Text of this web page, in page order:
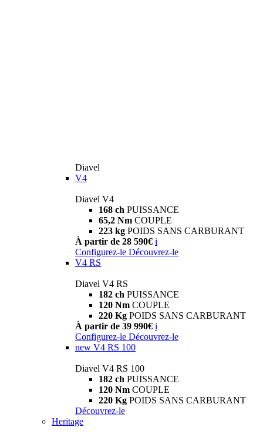
Diavel
V4
Diavel V4
168 ch PUISSANCE
65,2 Nm COUPLE
223 kg POIDS SANS CARBURANT
À partir de 28 590€ i
Configurez-le Découvrez-le
V4 RS
Diavel V4 RS
182 ch PUISSANCE
120 Nm COUPLE
220 Kg POIDS SANS CARBURANT
À partir de 39 990€ i
Configurez-le Découvrez-le
new V4 RS 100
Diavel V4 RS 100
182 ch PUISSANCE
120 Nm COUPLE
220 Kg POIDS SANS CARBURANT
Découvrez-le
Heritage